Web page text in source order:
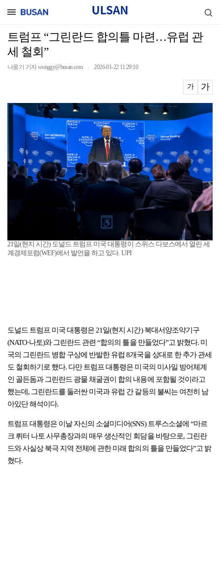
트럼프 “그린란드 합의틀 마련…유럽 관
세 철회”
나웅기 기자 wonggy@busan.com 2026-01-22 11:29:10
가 가
21일(현지 시간) 도널드 트럼프 미국 대통령이 스위스 다보스에서 열린 세
계경제포럼(WEF)에서 발언을 하고 있다. UPI
도널드 트럼프 미국 대통령은 21일(현지 시간) 북대서양조약기구
(NATO·나토)와 그린란드 관련 “합의의 틀을 만들었다”고 밝혔다. 미
국의 그린란드 병합 구상에 반발한 유럽 8개국을 상대로 한 추가 관세
도 철회하기로 했다. 다만 트럼프 대통령은 미국의 미사일 방어체계
인 골든돔과 그린란드 광물 채굴권이 합의 내용에 포함될 것이라고
했는데, 그린란드를 둘러싼 미국과 유럽 간 갈등의 불씨는 여전히 남
아있단 해석이다.
트럼프 대통령은 이날 자신의 소셜미디어(SNS) 트루스소셜에 “마르
크 뤼터 나토 사무총장과의 매우 생산적인 회담을 바탕으로, 그린란
드와 사실상 북극 지역 전체에 관한 미래 합의의 틀을 만들었다”고 밝
혔다.